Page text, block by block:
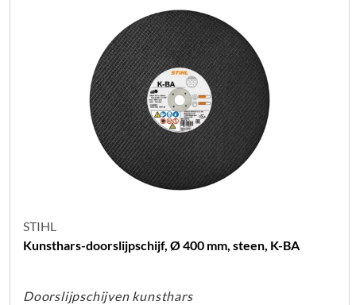
STIHL
Kunsthars-doorslijpschijf, Ø 400 mm, steen, K-BA
Doorslijpschijven kunsthars